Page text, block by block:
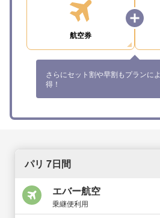
航空券
さらにセット割や早割もプランに
得！
パリ 7日間
エバー航空
乗継便利用